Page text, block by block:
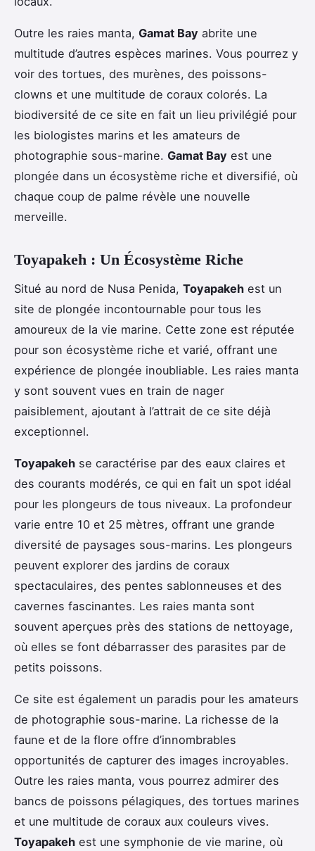
Outre les raies manta, Gamat Bay abrite une
multitude d’autres espèces marines. Vous pourrez y
voir des tortues, des murènes, des poissons-
clowns et une multitude de coraux colorés. La
biodiversité de ce site en fait un lieu privilégié pour
les biologistes marins et les amateurs de
photographie sous-marine. Gamat Bay est une
plongée dans un écosystème riche et diversifié, où
chaque coup de palme révèle une nouvelle
merveille.
Toyapakeh : Un Écosystème Riche
Situé au nord de Nusa Penida, Toyapakeh est un
site de plongée incontournable pour tous les
amoureux de la vie marine. Cette zone est réputée
pour son écosystème riche et varié, offrant une
expérience de plongée inoubliable. Les raies manta
y sont souvent vues en train de nager
paisiblement, ajoutant à l’attrait de ce site déjà
exceptionnel.
Toyapakeh se caractérise par des eaux claires et
des courants modérés, ce qui en fait un spot idéal
pour les plongeurs de tous niveaux. La profondeur
varie entre 10 et 25 mètres, offrant une grande
diversité de paysages sous-marins. Les plongeurs
peuvent explorer des jardins de coraux
spectaculaires, des pentes sablonneuses et des
cavernes fascinantes. Les raies manta sont
souvent aperçues près des stations de nettoyage,
où elles se font débarrasser des parasites par de
petits poissons.
Ce site est également un paradis pour les amateurs
de photographie sous-marine. La richesse de la
faune et de la flore offre d’innombrables
opportunités de capturer des images incroyables.
Outre les raies manta, vous pourrez admirer des
bancs de poissons pélagiques, des tortues marines
et une multitude de coraux aux couleurs vives.
Toyapakeh est une symphonie de vie marine, où